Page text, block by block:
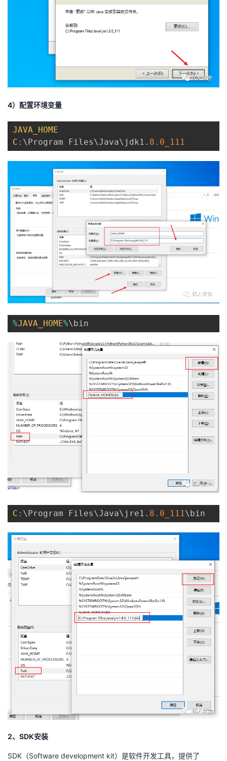
4）配置环境变量
JAVA_HOME
C : \Program Files\Java\jdk1 . 8.0_111
%JAVA_HOME%
C : \Program Files\Java\jre1 . 8.0_111
2、SDK安装
SDK（Software development kit）是软件开发工具，提供了